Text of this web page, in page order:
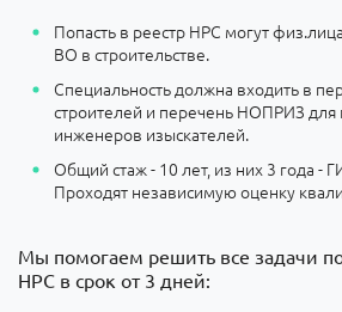
Попасть в реестр НРС могут
ВО в строительстве.
Специальность должна входить в
строителей и перечень НОПРИЗ
инженеров изыскателей.
Общий стаж - 10 лет, из них 3 года -
Проходят независимую оценку
Мы помогаем решить все задачи
НРС в срок от 3 дней: